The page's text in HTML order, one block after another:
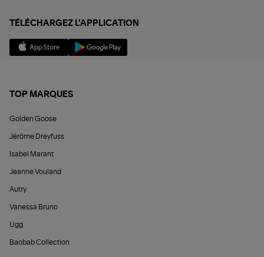
TÉLÉCHARGEZ L'APPLICATION
TOP MARQUES
Golden Goose
Jérôme Dreyfuss
Isabel Marant
Jeanne Vouland
Autry
Vanessa Bruno
Ugg
Baobab Collection